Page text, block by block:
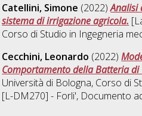
Catellini, Simone (2022)Analisi
sistema di irrigazione agricola.
Corso di Studio in Ingegneria
Cecchini, Leonardo (2022)
Comportamento della Batteria di
Università di Bologna, Corso di
[L-DM270] - Forli', Documento